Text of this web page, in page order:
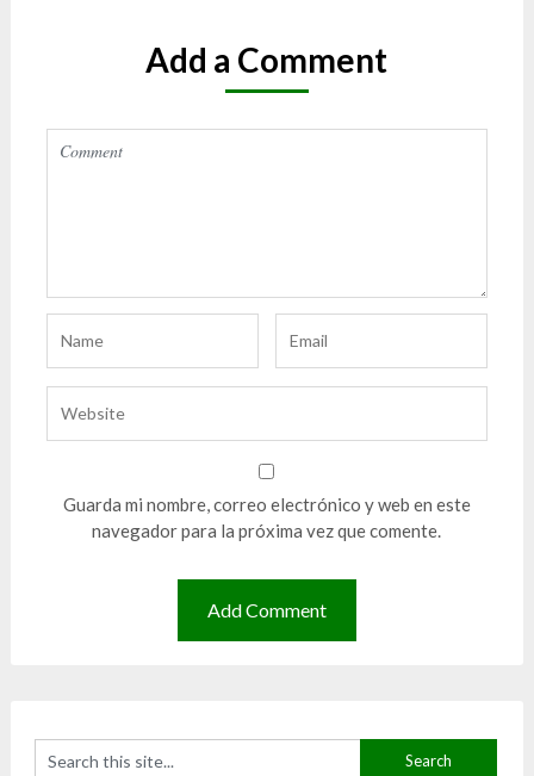
Add a Comment
Guarda mi nombre, correo electrónico y web en este
navegador para la próxima vez que comente.